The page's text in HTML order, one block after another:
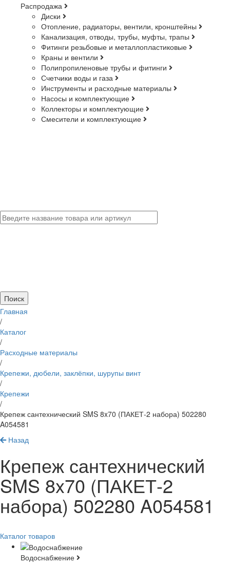
Распродажа
Диски
Отопление, радиаторы, вентили, кронштейны
Канализация, отводы, трубы, муфты, трапы
Фитинги резьбовые и металлопластиковые
Краны и вентили
Полипропиленовые трубы и фитинги
Счетчики воды и газа
Инструменты и расходные материалы
Насосы и комплектующие
Коллекторы и комплектующие
Смесители и комплектующие
Главная
/
Каталог
/
Расходные материалы
/
Крепежи, дюбели, заклёпки, шурупы винт
/
Крепежи
/
Крепеж сантехнический SMS 8x70 (ПАКЕТ-2 набора) 502280
A054581
Назад
Крепеж сантехнический
SMS 8x70 (ПАКЕТ-2
набора) 502280 A054581
Каталог товаров
Водоснабжение